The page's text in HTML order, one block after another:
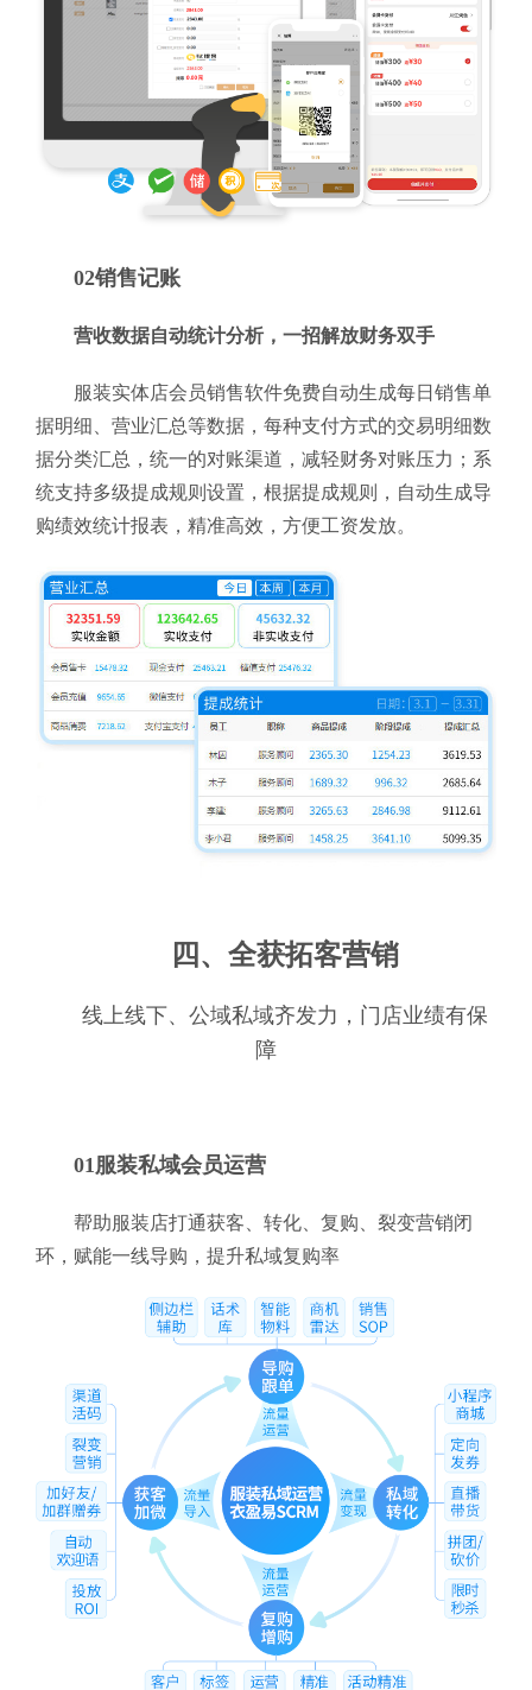
02销售记账
营收数据自动统计分析，一招解放财务双手
服装实体店会员销售软件免费自动生成每日销售单
据明细、营业汇总等数据，每种支付方式的交易明细数
据分类汇总，统一的对账渠道，减轻财务对账压力；系
统支持多级提成规则设置，根据提成规则，自动生成导
购绩效统计报表，精准高效，方便工资发放。
四、全获拓客营销
线上线下、公域私域齐发力，门店业绩有保
障
01服装私域会员运营
帮助服装店打通获客、转化、复购、裂变营销闭
环，赋能一线导购，提升私域复购率